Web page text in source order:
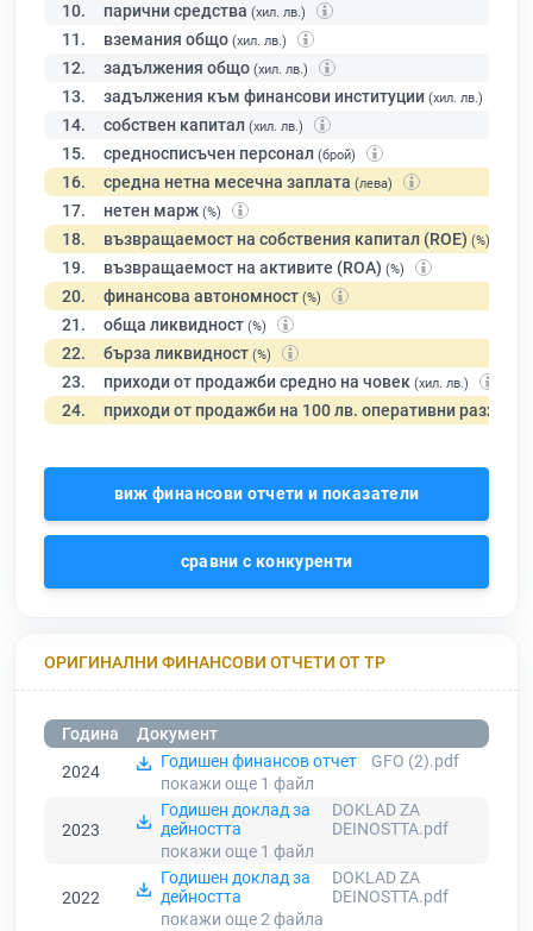
10. парични средства (хил. лв.)
11. вземания общо (хил. лв.)
12. задължения общо (хил. лв.)
13. задължения към финансови институции (хил. лв.)
14. собствен капитал (хил. лв.)
15. средносписъчен персонал (брой)
16. средна нетна месечна заплата (лева)
17. нетен марж (%)
18. възвращаемост на собствения капитал (ROE) (%)
19. възвращаемост на активите (ROA) (%)
20. финансова автономност (%)
21. обща ликвидност (%)
22. бърза ликвидност (%)
23. приходи от продажби средно на човек (хил. лв.)
24. приходи от продажби на 100 лв. оперативни разходи
виж финансови отчети и показатели
сравни с конкуренти
ОРИГИНАЛНИ ФИНАНСОВИ ОТЧЕТИ ОТ ТР
Година
Документ
2024
Годишен финансов отчет
GFO (2).pdf
покажи още 1 файл
2023
Годишен доклад за
дейността
DOKLAD ZA
DEINOSTTA.pdf
покажи още 1 файл
2022
Годишен доклад за
дейността
DOKLAD ZA
DEINOSTTA.pdf
покажи още 2файла